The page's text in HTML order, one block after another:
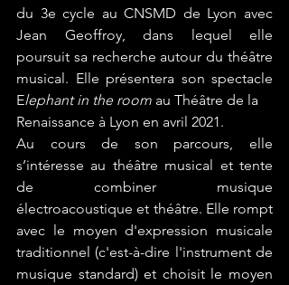
du 3e cycle au CNSMD de Lyon avec
Jean Geoffroy, dans lequel elle
poursuit sa recherche autour du théâtre
musical. Elle présentera son spectacle
Elephant in the room au Théâtre de la
Renaissance à Lyon en avril 2021.
Au cours de son parcours, elle
s’intéresse au théâtre musical et tente
de combiner musique
électroacoustique et théâtre. Elle rompt
avec le moyen d'expression musicale
traditionnel (c'est-à-dire l'instrument de
musique standard) et choisit le moyen